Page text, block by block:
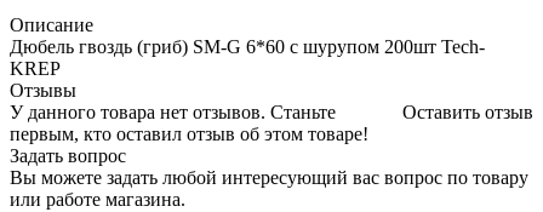
Описание
Дюбель гвоздь (гриб) SM-G 6*60 с шурупом 200шт Tech-
KREP
Отзывы
Оставить отзыв
У данного товара нет отзывов. Станьте
первым, кто оставил отзыв об этом товаре!
Задать вопрос
Вы можете задать любой интересующий вас вопрос по товару
или работе магазина.